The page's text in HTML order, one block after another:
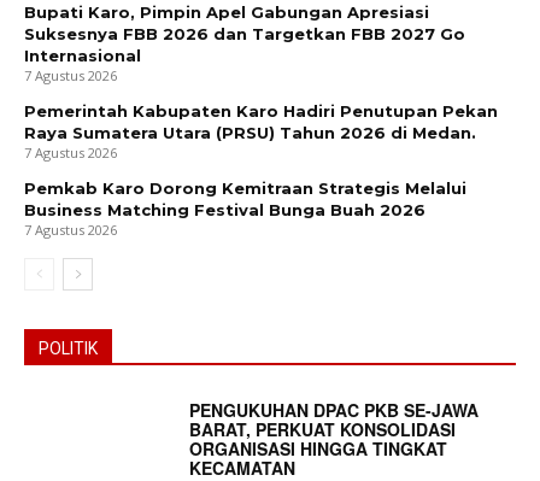
Bupati Karo, Pimpin Apel Gabungan Apresiasi
Suksesnya FBB 2026 dan Targetkan FBB 2027 Go
Internasional
7 Agustus 2026
Pemerintah Kabupaten Karo Hadiri Penutupan Pekan
Raya Sumatera Utara (PRSU) Tahun 2026 di Medan.
7 Agustus 2026
Pemkab Karo Dorong Kemitraan Strategis Melalui
Business Matching Festival Bunga Buah 2026
7 Agustus 2026
POLITIK
PENGUKUHAN DPAC PKB SE-JAWA
BARAT, PERKUAT KONSOLIDASI
ORGANISASI HINGGA TINGKAT
KECAMATAN